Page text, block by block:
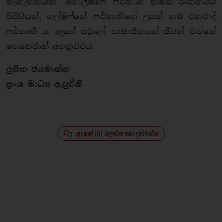
පිවිසියත්, ගල්ෂිෆ්තේ ෆර්හානීගේ උපන් නම රහවාද්
ෆර්හානී ය. ඇගේ පවුලේ සාමාජිකයන් ජීවත් වන්නේ
තෙහෙරාන් අගනුවරය.
ලු‍සිත ජයමාන්න
ප්‍රංශ මාධ්‍ය ඇසුරිනි
අදහස් (0) බලන්න සහ දක්වන්න